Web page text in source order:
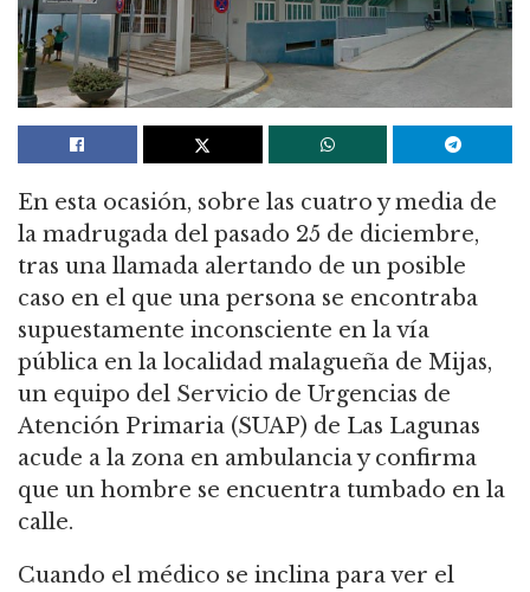
En esta ocasión, sobre las cuatro y media de
la madrugada del pasado 25 de diciembre,
tras una llamada alertando de un posible
caso en el que una persona se encontraba
supuestamente inconsciente en la vía
pública en la localidad malagueña de Mijas,
un equipo del Servicio de Urgencias de
Atención Primaria (SUAP) de Las Lagunas
acude a la zona en ambulancia y confirma
que un hombre se encuentra tumbado en la
calle.
Cuando el médico se inclina para ver el